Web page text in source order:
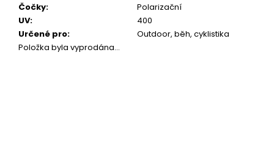
Čočky:
Polarizační
UV:
400
Určené pro:
Outdoor, běh, cyklistika
Položka byla vyprodána…